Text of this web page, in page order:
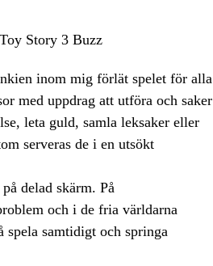
inom mig förlät spelet för alla
med uppdrag att utföra och saker
leta guld, samla leksaker eller
serveras de i en utsökt
delad skärm. På
och i de fria världarna
spela samtidigt och springa